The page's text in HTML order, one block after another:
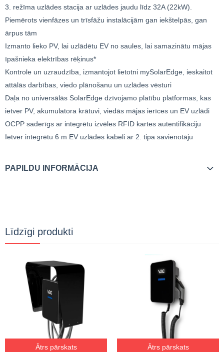
3. režīma uzlādes stacija ar uzlādes jaudu līdz 32A (22kW).
Piemērots vienfāzes un trīsfāžu instalācijām gan iekštelpās, gan
ārpus tām
Izmanto lieko PV, lai uzlādētu EV no saules, lai samazinātu mājas
īpašnieka elektrības rēķinus*
Kontrole un uzraudzība, izmantojot lietotni mySolarEdge, ieskaitot
attālās darbības, viedo plānošanu un uzlādes vēsturi
Daļa no universālās SolarEdge dzīvojamo platību platformas, kas
ietver PV, akumulatora krātuvi, viedās mājas ierīces un EV uzlādi
OCPP saderīgs ar integrētu izvēles RFID kartes autentifikāciju
Ietver integrētu 6 m EV uzlādes kabeli ar 2. tipa savienotāju
PAPILDU INFORMĀCIJA
Līdzīgi produkti
Ātrs pārskats Ātrs pārskats